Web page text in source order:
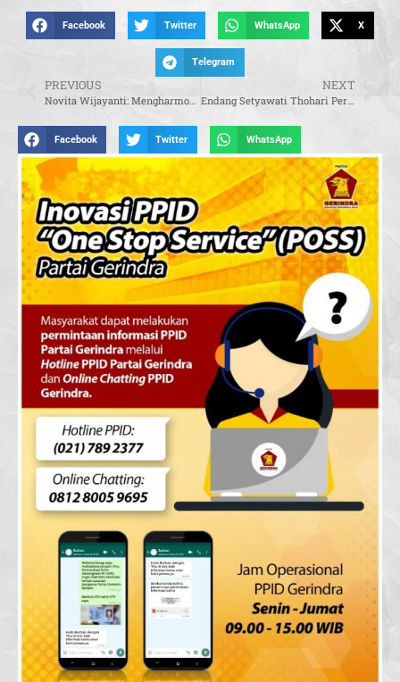
Facebook Twitter WhatsApp X
Telegram
PREVIOUS NEXT
Endang Setyawati Thohari Perkokoh Nasionalisme Masyarakat Cianjur Selatan
Facebook Twitter WhatsApp